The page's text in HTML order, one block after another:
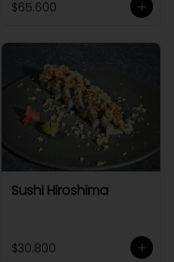
$65.600
Sushi Hiroshima
$30.800